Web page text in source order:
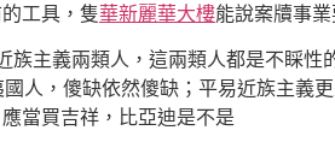
工具，隻華新麗華大樓能說案牘事
主義兩類人，這兩類人都是不睬性
人，傻缺依然傻缺；平易近族主
當買吉祥，比亞迪是不是